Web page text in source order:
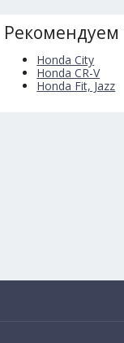
Рекомендуем
Honda City
Honda CR-V
Honda Fit, Jazz